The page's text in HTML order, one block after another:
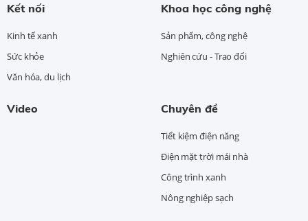
Kết nối
Kinh tế xanh
Sức khỏe
Văn hóa, du lịch
Khoa học công nghệ
Sản phẩm, công nghệ
Nghiên cứu - Trao đổi
Video Chuyên đề
Tiết kiệm điện năng
Điện mặt trời mái nhà
Công trình xanh
Nông nghiệp sạch